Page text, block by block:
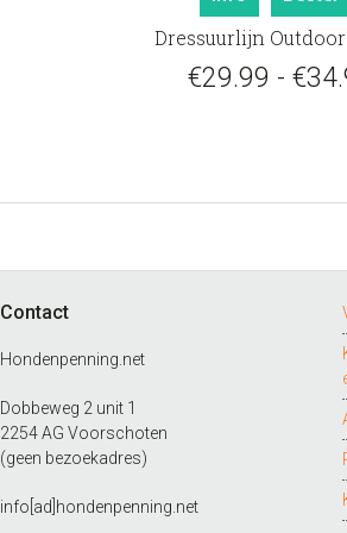
Dressuurlijn
€29.99 - €
Contact
Hondenpenning.net
Dobbeweg 2 unit 1
2254 AG Voorschoten
(geen bezoekadres)
info[ad]hondenpenning.net